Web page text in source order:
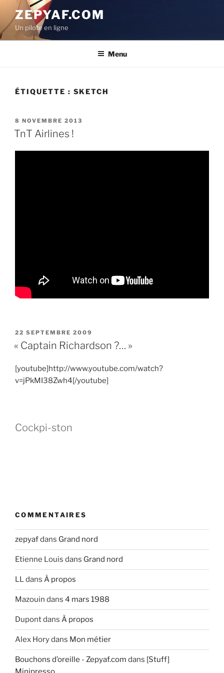
contenu
principal
ZEPYAF.COM
Un pilote en ligne
Menu
ÉTIQUETTE : SKETCH
PUBLIÉ
LE
8 NOVEMBRE 2013
TnT Airlines !
PUBLIÉ
LE
22 SEPTEMBRE 2009
« Captain Richardson ?… »
[youtube]http://www.youtube.com/watch?
v=jPkMI38Zwh4[/youtube]
Cockpi-ston
COMMENTAIRES
zepyafdans Grand nord
Etienne Louis dans Grand nord
LLdans À propos
Mazouin dans 4 mars 1988
Dupontdans À propos
Alex Horydans Mon métier
Bouchons d’oreille - Zepyaf.com dans [Stuff]